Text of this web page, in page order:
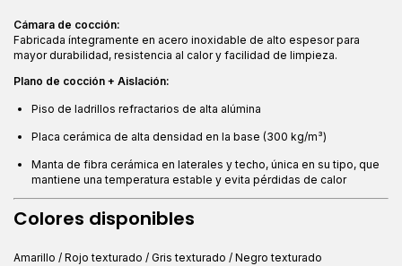
Cámara de cocción:
Fabricada íntegramente en acero inoxidable de alto espesor para
mayor durabilidad, resistencia al calor y facilidad de limpieza.
Plano de cocción + Aislación:
Piso de ladrillos refractarios de alta alúmina
Placa cerámica de alta densidad en la base (300 kg/m³)
Manta de fibra cerámica en laterales y techo, única en su tipo, que
mantiene una temperatura estable y evita pérdidas de calor
Colores disponibles
Amarillo / Rojo texturado / Gris texturado / Negro texturado